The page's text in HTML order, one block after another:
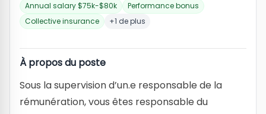
Annual salary $75k-$80k
Performance bonus
Collective insurance
+1 de plus
À propos du poste
Sous la supervision d’un.e responsable de la
rémunération, vous êtes responsable du